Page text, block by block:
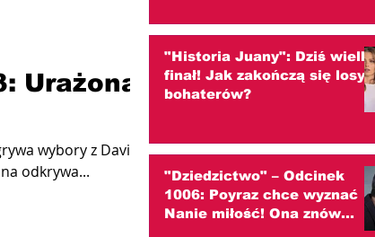
Urażona
wybory z Davidem.
że z hacjendy zniknęły zarodki. Juana odkrywa...
"Historia Juany": Dziś wielki
finał! Jak zakończą się losy
bohaterów?
"Dziedzictwo" – Odcinek
1006: Poyraz chce wyznać
Nanie miłość! Ona znów